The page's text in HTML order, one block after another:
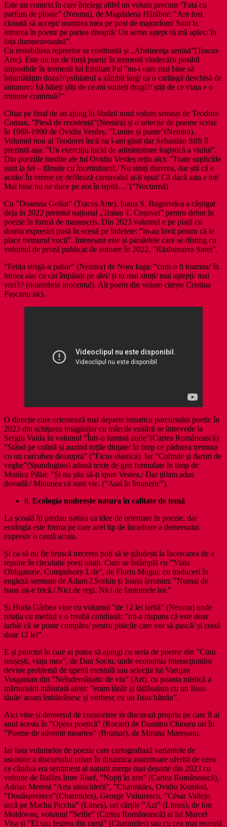
Este un context în care înțelegi altfel un volum precum ”Fata cu
parfum de ploaie” (Neuma), de Magdalena Hărăbor: ”Am fost
clonată să accept/ numirea mea pe post de majordom/ Sunt la
intrarea în poem/ pe partea dreaptă/ Un semn aștept să mă aplec/ în
fața dumneavoastră”.
Cu restabilirea reperelor se confruntă și „Abstinenţa senină”(Tracus
Arte). Este un tur de forță poetic în termenii vindecării posibil
imposibile în termenii lui Emilian Pal ”nu-i oare mai bine să
înjumătățim doza?/ psihiatrul a zâmbit larg/ ca o carlingă deschisă de
antonov:/ bă băieți știți de ce-mi sunteți dragi?/ știți de ce viața e o
minune continuă?”
Chiar pe final de an ajung în librării noul volum semnat de Teodora
Coman, ”Piesă de rezistență”(Nemira) și o selecție de poeme scrise
în 1988-1990 de Ovidiu Verdeș, ”Luntre și punte”(Nemira).
Volumul nou al Teodorei încă nu l-am găsit dar Sebastian Sifft îl
prezintă așa: ”Un exercițiu lucid de administrare logistică a viului”.
Din poeziile inedite ale lui Ovidiu Verdeș rețin aici: ”Toate supliciile
sunt la fel – filmate cu încetinitorul;/ Nu simți durerea, dar știi că e
acolo/ În vreme ce defilează carnavalul și-ți spui/ Că dacă asta e tot/
Mai bine nu ne duce pe noi în ispită…”(”Nocturnă)
Cu ”Doamna Goliat” (Tracus Arte), Ioana S. Bogorodea a câștigat
deja în 2022 premiul național „Traian T. Coșovei” pentru debut în
poezie în formă de manuscris. Din 2023 volumul e pe piață cu
drama expresiei pusă în scenă pe îndelete: ”m-au lovit pentru că le
place tremurul vocii”. Interesant este și paralelele care se disting cu
volumul de proză publicat de autoare în 2022, ”Răzbunarea Sarei”.
”Fetița strigă-n pahar” (Nemira) de Nora Iuga: ”cum o fi toamna/ în
lumea aia/ cu cai împăiați pe alei/ și tu mai simți/ mai aștepți/ mai
vrei?// (noiembrie inocentul). Alt poem din volum citește Cristina
Pașcanu aici.
O direcție care orientează mai departe tematica parcursului poetic în
2023 din schițarea imaginilor cu mărcile ezitării se întrevede la
Sergiu Vaida în volumul ”Într-o lumină aurie”(Cartea Românească):
”Stând pe colină și auzind roțile dințate/ în timp ce pădurea tremura
cu un curcubeu deasupra” (”Ficus elastica). Iar ”Colinde şi daruri de
veghe”(Spandugino) adună texte de gen formulate în timp de
Monica Pillat: ”Și nu știu să-ți spun Vestea,/ Dar ți0am adus
dovadă:/ Minunea că sunt vie. (”Aud în întuneric”).
8. Ecologia umbrește natura în calitate de temă
La școală îți predau natura ca idee de orientare în poezie, dar
ecologia este forma pe care acel tip de încadrare a demersului
expresiv o caută acum.
Și ca să nu fie bruscă trecerea poți să te gândești la încercarea de a
repune în circulație poeți uitați. Cum se întâmplă cu ”Viata
Obligatorie. Compulsory Life”, de Florin Mugur, cu traduceri în
engleză semnate de Adam J.Sorkin și Ioana Ieronim: ”Numai de
haos mi-e frică./ Nici de regi. Nici de fantomele lor.”
Și Horia Gârbea vine cu volumul ”de 12 lei iarbă” (Neuma) unde
relația cu mediul e o treabă cotidiană: ”mi-a răspuns că este doar
iarbă/ că se poate cumpăra/ pentru pisicile care vor să pască/ și costă
doar 12 lei”.
E și punctul în care ai putea să ajungi cu seria de poeme din ”Cum
reușești, viața mea”, de Dan Sociu, unde economia interacțiunilor
devine problemă de igienă mentală sau selecția lui Varujan
Vosganian din ”Neîndemânatic de viu” (Art), cu poanta mistică a
mărturisirii măsurată atent: ”eram tânăr și tăifăsuiam cu un Iisus
tânăr/ acum îmbătrânesc și vorbesc cu un Iisus bătrân”.
Aici vine și demersul de curatoriere în discursul propriu pe care îl ai
anul acesta în ”Opera poetică” (Rocart) de Dumitru Chioaru ori în
”Poeme de adormit moartea” (Brumar), de Miruna Mureșanu.
Iar lista volumelor de poezie care cartografiază variantele de
asumare a discursului uman în dinamica asurzitoare oferită de ceea
ce cândva era sentiment al naturii merge mai departe din 2023 cu
volume de Balázs Imre Jósef, ”Nopți în zen” (Cartea Românească),
Adrian Mereni ”Arta sinuciderii”, ”Charmides, Ovidiu Komlod,
”Douăsprezece”(Charmides), George Vulturescu, ”César Vallejo
urcă pe Machu Picchu” (Limes), ori cărțile ”Azi” (Limes), de Ion
Moldovan, volumul ”Selfie” (Cartea Românească) al lui Marcel
Vișa și ”El sau Ieșirea din ramă” (Charmides) sau cu cea mai recentă